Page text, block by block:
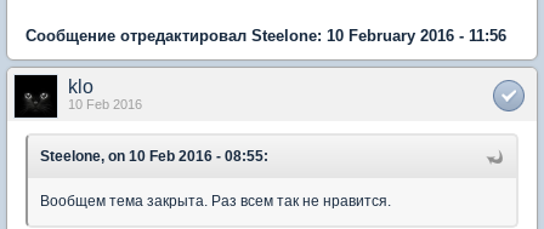
Сообщение отредактировал Steelone: 10 February 2016 - 11:56
klo
10 Feb 2016
Steelone, on 10 Feb 2016 - 08:55:
Вообщем тема закрыта. Раз всем так не нравится.